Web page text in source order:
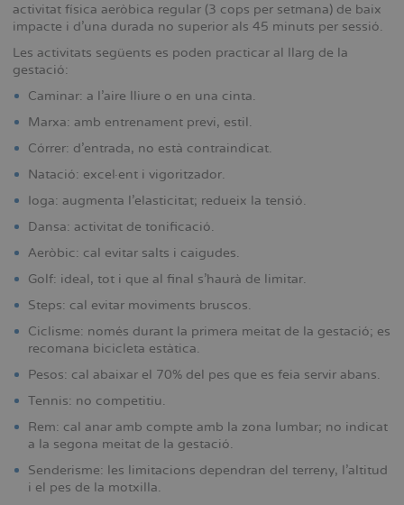
activitat física aeròbica regular (3 cops per setmana) de baix
impacte i d’una durada no superior als 45 minuts per sessió.
Les activitats següents es poden practicar al llarg de la
gestació:
Caminar: a l’aire lliure o en una cinta.
Marxa: amb entrenament previ, estil.
Córrer: d’entrada, no està contraindicat.
Natació: excel·ent i vigoritzador.
Ioga: augmenta l’elasticitat; redueix la tensió.
Dansa: activitat de tonificació.
Aeròbic: cal evitar salts i caigudes.
Golf: ideal, tot i que al final s’haurà de limitar.
Steps: cal evitar moviments bruscos.
Ciclisme: només durant la primera meitat de la gestació; es
recomana bicicleta estàtica.
Pesos: cal abaixar el 70% del pes que es feia servir abans.
Tennis: no competitiu.
Rem: cal anar amb compte amb la zona lumbar; no indicat
a la segona meitat de la gestació.
Senderisme: les limitacions dependran del terreny, l’altitud
i el pes de la motxilla.